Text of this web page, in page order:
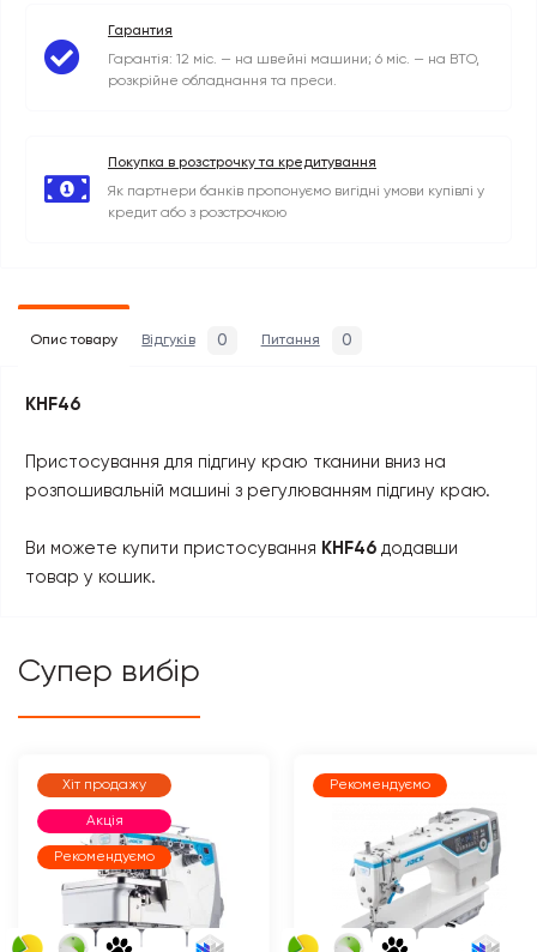
Гарантия
Гарантія: 12 міс. — на швейні машини; 6 міс. — на ВТО,
розкрійне обладнання та преси.
Покупка в розстрочку та кредитування
Як партнери банків пропонуємо вигідні умови купівлі у
кредит або з розстрочкою
Опис товару Відгуків 0 Питання 0
KHF46
Пристосування для підгину краю тканини вниз на
розпошивальній машині з регулюванням підгину краю.
Ви можете купити пристосування KHF46 додавши
товар у кошик.
Супер вибір
Хіт продажу
Акція
Рекомендуємо
Рекомендуємо